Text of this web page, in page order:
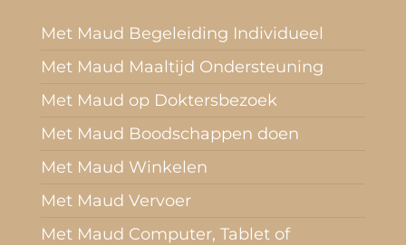
Met Maud Begeleiding Individueel
Met Maud Maaltijd Ondersteuning
Met Maud op Doktersbezoek
Met Maud Boodschappen doen
Met Maud Winkelen
Met Maud Vervoer
Met Maud Computer, Tablet of